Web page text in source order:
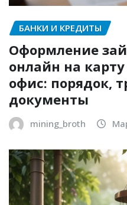
БАНКИ И КРЕДИТЫ
Оформление
онлайн на
офис: порядок,
документы
mining_broth